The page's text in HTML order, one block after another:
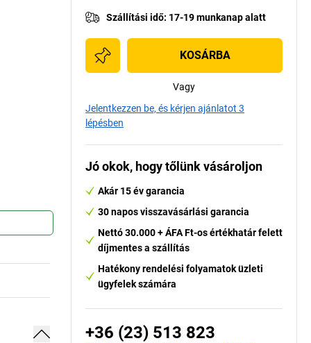
Szállítási idő: 17-19 munkanap alatt
KOSÁRBA
Vagy
Jelentkezzen be, és kérjen ajánlatot 3
lépésben
Jó okok, hogy tőlünk vásároljon
Akár 15 év garancia
30 napos visszavásárlási garancia
Nettó 30.000 + ÁFA Ft-os értékhatár felett
díjmentes a szállítás
Hatékony rendelési folyamatok üzleti
ügyfelek számára
+36 (23) 513 823